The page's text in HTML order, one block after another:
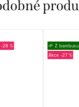
-28 % 🌱 Z bambusu
-27 %